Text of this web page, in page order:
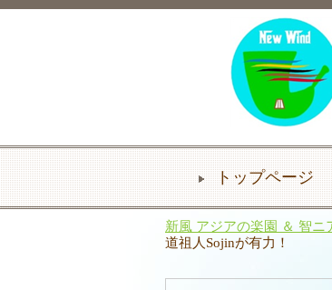
トップページ
新風 アジアの楽園 ＆ 智ニ
道祖人Sojinが有力！